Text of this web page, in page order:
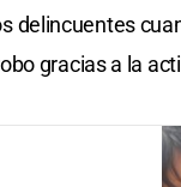
delincuentes
gracias a la